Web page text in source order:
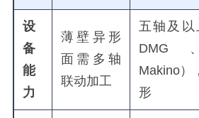
设
备
能
力
薄壁异形
面需多轴
联动加工
五轴及
DMG
Makino）
形